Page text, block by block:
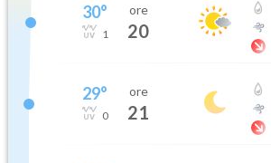
30°
1
ore
20
29°
0
ore
21